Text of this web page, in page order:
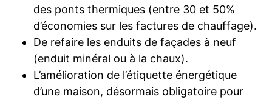
des ponts thermiques (entre 30 et 50%
d’économies sur les factures de chauffage).
De refaire les enduits de façades à neuf
(enduit minéral ou à la chaux).
L’amélioration de l’étiquette énergétique
d’une maison, désormais obligatoire pour